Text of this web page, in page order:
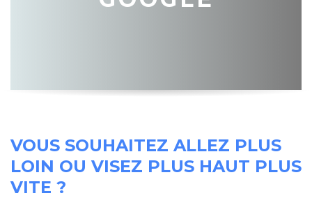
VOUS SOUHAITEZ ALLEZ PLUS
LOIN OU VISEZ PLUS HAUT PLUS
VITE ?